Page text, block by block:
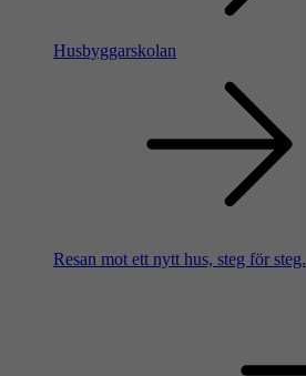
Husbyggarskolan
Resan mot ett nytt hus, steg för steg.